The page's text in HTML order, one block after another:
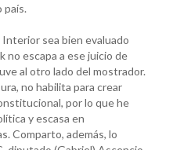
país.
sea bien evaluado
no escapa a ese juicio de
al otro lado del mostrador.
no habilita para crear
por lo que he
y escasa en
Comparto, además, lo